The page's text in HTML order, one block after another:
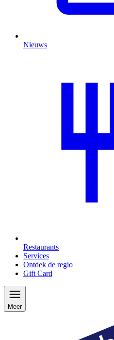
Nieuws
Restaurants
Services
Ontdek de regio
Gift Card
Meer